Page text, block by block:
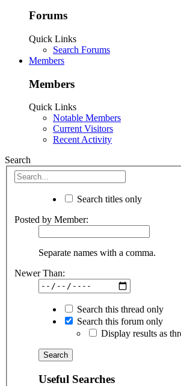
Forums
Quick Links
Search Forums
Members
Members
Quick Links
Notable Members
Current Visitors
Recent Activity
Search
Search titles only
Posted by Member:
Separate names with a comma.
Newer Than:
Search this thread only
Search this forum only
Display results as
Useful Searches